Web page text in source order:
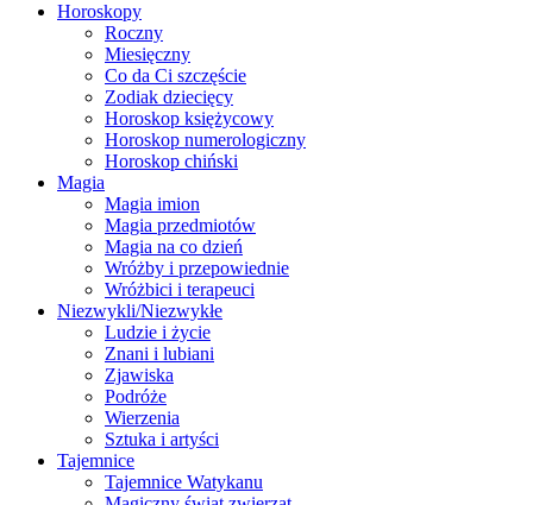
Horoskopy
Roczny
Miesięczny
Co da Ci szczęście
Zodiak dziecięcy
Horoskop księżycowy
Horoskop numerologiczny
Horoskop chiński
Magia
Magia imion
Magia przedmiotów
Magia na co dzień
Wróżby i przepowiednie
Wróżbici i terapeuci
Niezwykli/Niezwykłe
Ludzie i życie
Znani i lubiani
Zjawiska
Podróże
Wierzenia
Sztuka i artyści
Tajemnice
Tajemnice Watykanu